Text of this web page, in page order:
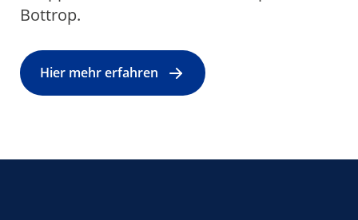
Bottrop.
Hier mehr erfahren